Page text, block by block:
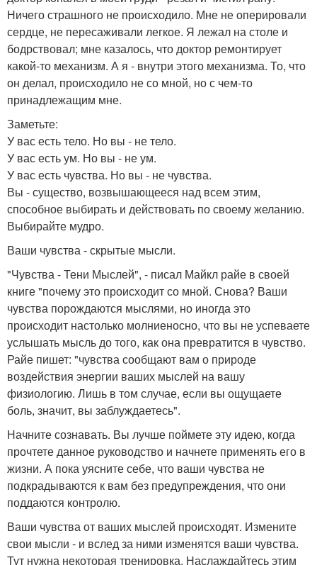
Ничего страшного не происходило. Мне не оперировали
сердце, не пересаживали легкое. Я лежал на столе и
бодрствовал; мне казалось, что доктор ремонтирует
какой-то механизм. А я - внутри этого механизма. То, что
он делал, происходило не со мной, но с чем-то
принадлежащим мне.
Заметьте:
У вас есть тело. Но вы - не тело.
У вас есть ум. Но вы - не ум.
У вас есть чувства. Но вы - не чувства.
Вы - существо, возвышающееся над всем этим,
способное выбирать и действовать по своему желанию.
Выбирайте мудро.
Ваши чувства - скрытые мысли.
"Чувства - Тени Мыслей", - писал Майкл райе в своей
книге "почему это происходит со мной. Снова? Ваши
чувства порождаются мыслями, но иногда это
происходит настолько молниеносно, что вы не успеваете
услышать мысль до того, как она превратится в чувство.
Райе пишет: "чувства сообщают вам о природе
воздействия энергии ваших мыслей на вашу
физиологию. Лишь в том случае, если вы ощущаете
боль, значит, вы заблуждаетесь".
Начните сознавать. Вы лучше поймете эту идею, когда
прочтете данное руководство и начнете применять его в
жизни. А пока уясните себе, что ваши чувства не
подкрадываются к вам без предупреждения, что они
поддаются контролю.
Ваши чувства от ваших мыслей происходят. Измените
свои мысли - и вслед за ними изменятся ваши чувства.
Тут нужна некоторая тренировка. Наслаждайтесь этим